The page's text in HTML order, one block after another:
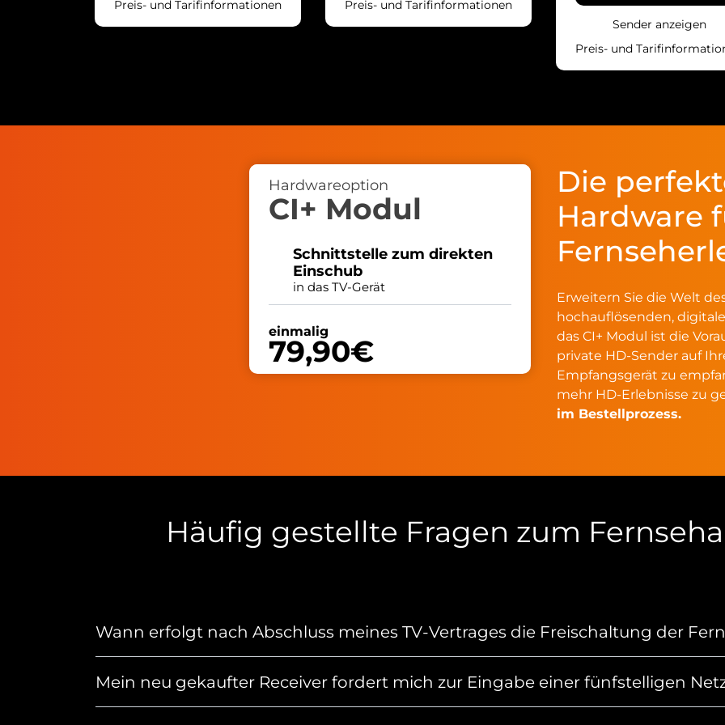
Preis- und Tarifinformationen
Preis- und Tarifinformationen
Sender anzeigen
Preis- und
Hardwareoption
CI+ Modul
Schnittstelle zum direkten
Einschub
in das TV-Gerät
einmalig
79,90€
Die
Hardware
Erweitern Sie die Welt
hochauflösenden,
das CI+ Modul ist die
private HD-Sender auf
Empfangsgerät zu
mehr HD-Erlebnisse zu
im Bestellprozess.
Häufig gestellte Fragen zum
Wann erfolgt nach Abschluss meines TV-Vertrages die Freischaltung der
Mein neu gekaufter Receiver fordert mich zur Eingabe einer fünfstelligen